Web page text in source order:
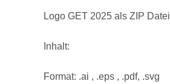
Logo GET 2025 als ZIP Datei
Inhalt:
Format: .ai , .eps , .pdf, .svg